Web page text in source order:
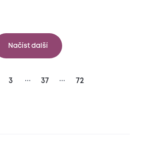
Načíst další
3 ... 37 ... 72